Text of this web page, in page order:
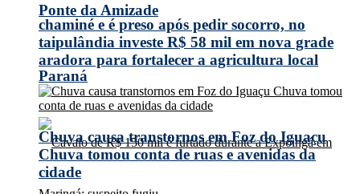
chaminé e é preso após pedir socorro, no
Paraná
Ponte da Amizade
taipulândia investe R$ 58 mil em nova grade
aradora para fortalecer a agricultura local
Chuva causa transtornos em Foz do Iguaçu
Chuva tomou conta de ruas e avenidas da
cidade